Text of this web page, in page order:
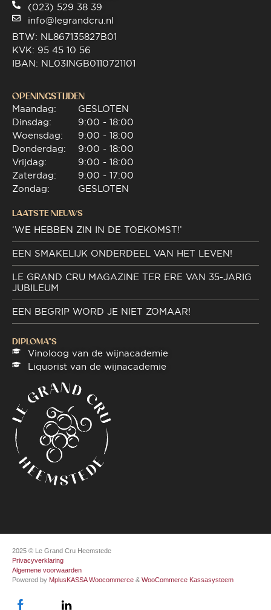
(023) 529 38 39
info@legrandcru.nl
BTW: NL867135827B01
KVK: 95 45 10 56
IBAN: NL03INGB0110721101
OPENINGSTIJDEN
Maandag:
Dinsdag:
Woensdag:
Donderdag:
Vrijdag:
Zaterdag:
Zondag:
GESLOTEN
9:00 - 18:00
9:00 - 18:00
9:00 - 18:00
9:00 - 18:00
9:00 - 17:00
GESLOTEN
LAATSTE NIEUWS
‘WE HEBBEN ZIN IN DE TOEKOMST!’
EEN SMAKELIJK ONDERDEEL VAN HET LEVEN!
LE GRAND CRU MAGAZINE TER ERE VAN 35-JARIG
JUBILEUM
EEN BEGRIP WORD JE NIET ZOMAAR!
DIPLOMA"S
Vinoloog van de wijnacademie
Liquorist van de wijnacademie
2025 © Le Grand Cru Heemstede
Privacyverklaring
Algemene voorwaarden
Powered by MplusKASSA Woocommerce & WooCommerce Kassasysteem